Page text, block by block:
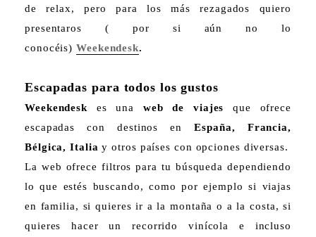
de relax, pero para los más rezagados quiero
presentaros ( por si aún no lo
conocéis)Weekendesk.
Escapadas para todos los gustos
Weekendesk es una web de viajesque ofrece
escapadas con destinos en
España, Francia,
Bélgica, Italia y otros países con opciones diversas.
La web ofrece filtros para tu búsqueda dependiendo
lo que estés buscando, como por ejemplo si viajas
en familia, si quieres ir a la montaña o a la costa, si
quieres hacer un recorrido vinícola e incluso